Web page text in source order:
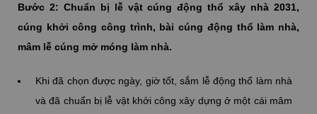
Bước 2: Chuẩn bị lễ vật cúng động thổ xây nhà 2031,
cúng khởi công công trình, bài cúng động thổ làm nhà,
mâm lễ cúng mở móng làm nhà.
Khi đã chọn được ngày, giờ tốt, sắm lễ động thổ làm nhà
và đã chuẩn bị lễ vật khởi công xây dựng ở một cái mâm